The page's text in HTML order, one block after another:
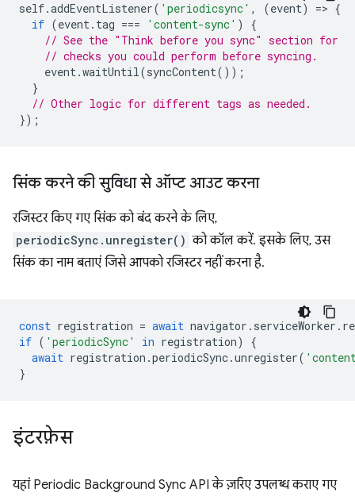
self.addEventListener( 'periodicsync' , (event) => {
if (event. tag === 'content-sync' )
{
// See the "Think before you sync" section for
// checks you could perform before syncing.
event.waitUntil(syncContent());
}
// Other logic for different tags as needed.
});
सिंक करने की सुविधा से ऑप्ट आउट करना
रजिस्टर किए गए सिंक को बंद करने के लिए,
periodicSync.unregister() को कॉल करें. इसके लिए, उस
सिंक का नाम बताएं जिसे आपको रजिस्टर नहीं करना है.
const registration = await navigator . serviceWorker .
if ( 'periodicSync' in registration)
{
await registration .periodicSync.unregister(
}
इंटरफ़ेस
यहां Periodic Background Sync API के ज़रिए उपलब्ध कराए गए